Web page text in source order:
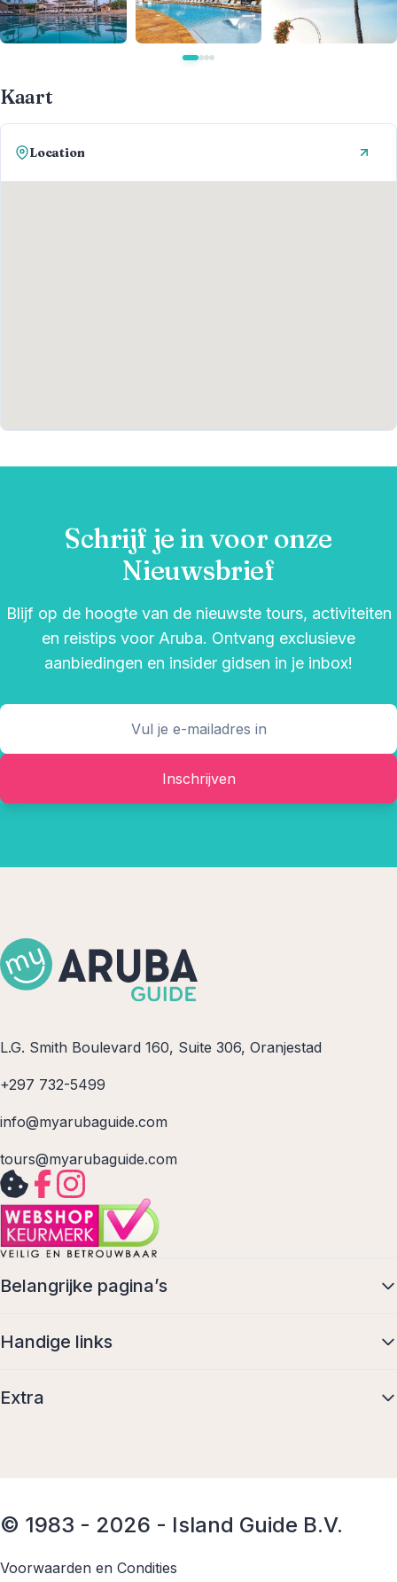
Kaart
Location
Schrijf je in voor onze
Nieuwsbrief
Blijf op de hoogte van de nieuwste tours, activiteiten
en reistips voor Aruba. Ontvang exclusieve
aanbiedingen en insider gidsen in je inbox!
Inschrijven
L.G. Smith Boulevard 160, Suite 306, Oranjestad
+297 732-5499
info@myarubaguide.com
tours@myarubaguide.com
Belangrijke pagina’s
Handige links
Extra
© 1983 - 2026 - Island Guide B.V.
Voorwaarden en Condities